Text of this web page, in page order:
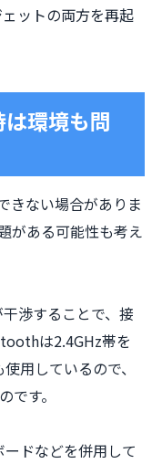
ットの両方を再起
環境も問
ない場合がありま
がある可能性も考え
渉することで、接
は2.4GHz帯を
用しているので、
す。
ドなどを併用して